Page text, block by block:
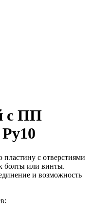
с ПП
с отверстиями
болты или винты.
и возможность